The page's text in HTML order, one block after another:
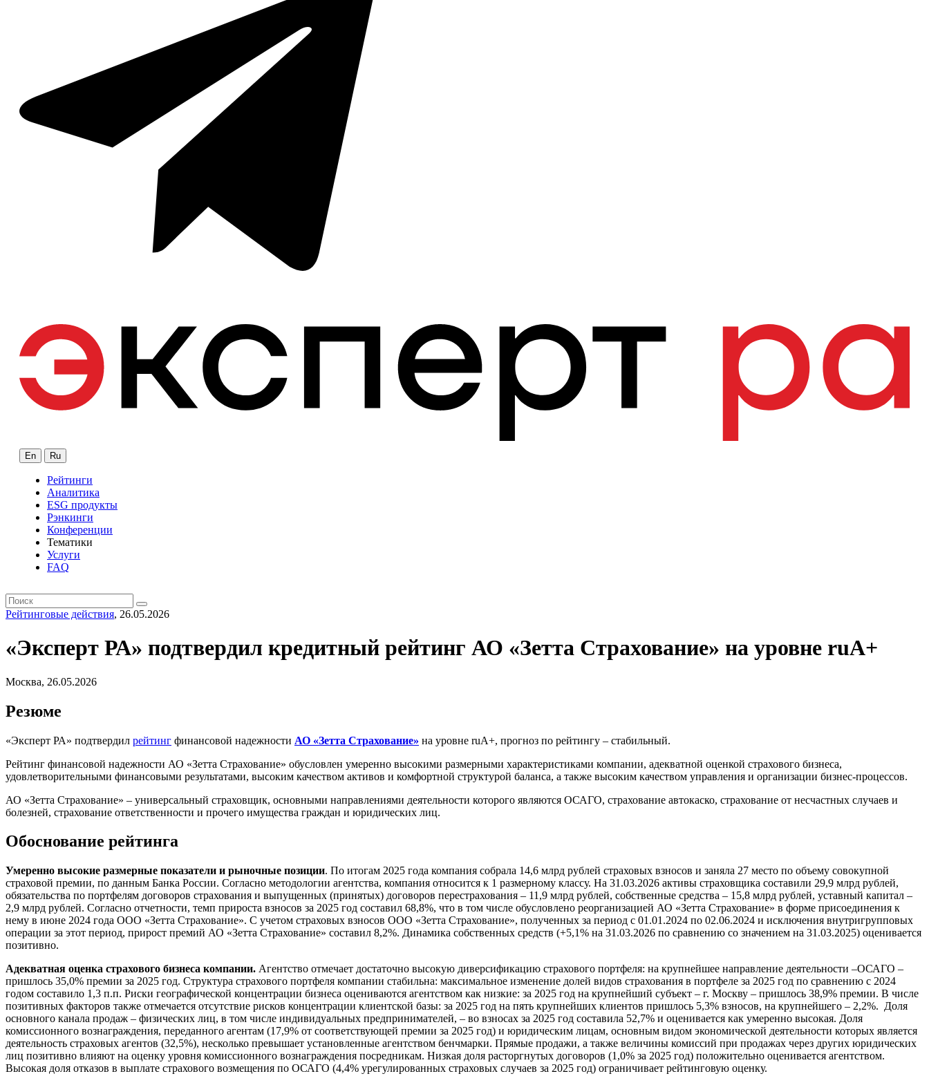
En Ru
Рейтинги
Аналитика
ESG продукты
Рэнкинги
Конференции
Тематики
Услуги
FAQ
Рейтинговые действия, 26.05.2026
«Эксперт РА» подтвердил кредитный рейтинг АО «Зетта Страхование» на уровне ruA+
Москва, 26.05.2026
Резюме
«Эксперт РА» подтвердил рейтинг финансовой надежности АО «Зетта Страхование» на уровне ruA+, прогноз по рейтингу – стабильный.
Рейтинг финансовой надежности АО «Зетта Страхование» обусловлен умеренно высокими размерными характеристиками компании, адекватной оценкой страхового бизнеса,
удовлетворительными финансовыми результатами, высоким качеством активов и комфортной структурой баланса, а также высоким качеством управления и организации бизнес-процессов.
АО «Зетта Страхование» – универсальный страховщик, основными направлениями деятельности которого являются ОСАГО, страхование автокаско, страхование от несчастных случаев и
болезней, страхование ответственности и прочего имущества граждан и юридических лиц.
Обоснование рейтинга
Умеренно высокие размерные показатели и рыночные позиции. По итогам 2025 года компания собрала 14,6 млрд рублей страховых взносов и заняла 27 место по объему совокупной
страховой премии, по данным Банка России. Согласно методологии агентства, компания относится к 1 размерному классу. На 31.03.2026 активы страховщика составили 29,9 млрд рублей,
обязательства по портфелям договоров страхования и выпущенных (принятых) договоров перестрахования – 11,9 млрд рублей, собственные средства – 15,8 млрд рублей, уставный капитал –
2,9 млрд рублей. Согласно отчетности, темп прироста взносов за 2025 год составил 68,8%, что в том числе обусловлено реорганизацией АО «Зетта Страхование» в форме присоединения к
нему в июне 2024 года ООО «Зетта Страхование». С учетом страховых взносов ООО «Зетта Страхование», полученных за период с 01.01.2024 по 02.06.2024 и исключения внутригрупповых
операции за этот период, прирост премий АО «Зетта Страхование» составил 8,2%. Динамика собственных средств (+5,1% на 31.03.2026 по сравнению со значением на 31.03.2025) оценивается
позитивно.
Адекватная оценка страхового бизнеса компании. Агентство отмечает достаточно высокую диверсификацию страхового портфеля: на крупнейшее направление деятельности –ОСАГО –
пришлось 35,0% премии за 2025 год. Структура страхового портфеля компании стабильна: максимальное изменение долей видов страхования в портфеле за 2025 год по сравнению с 2024
годом составило 1,3 п.п. Риски географической концентрации бизнеса оцениваются агентством как низкие: за 2025 год на крупнейший субъект – г. Москву – пришлось 38,9% премии. В числе
позитивных факторов также отмечается отсутствие рисков концентрации клиентской базы: за 2025 год на пять крупнейших клиентов пришлось 5,3% взносов, на крупнейшего – 2,2%. Доля
основного канала продаж – физических лиц, в том числе индивидуальных предпринимателей, – во взносах за 2025 год составила 52,7% и оценивается как умеренно высокая. Доля
комиссионного вознаграждения, переданного агентам (17,9% от соответствующей премии за 2025 год) и юридическим лицам, основным видом экономической деятельности которых является
деятельность страховых агентов (32,5%), несколько превышает установленные агентством бенчмарки. Прямые продажи, а также величины комиссий при продажах через других юридических
лиц позитивно влияют на оценку уровня комиссионного вознаграждения посредникам. Низкая доля расторгнутых договоров (1,0% за 2025 год) положительно оценивается агентством.
Высокая доля отказов в выплате страхового возмещения по ОСАГО (4,4% урегулированных страховых случаев за 2025 год) ограничивает рейтинговую оценку.